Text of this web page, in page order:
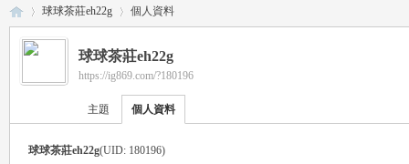
›
球球茶莊eh22g 個人資料
球球茶莊eh22g
https://ig869.com/?180196
主題 個人資料
球球茶莊eh22g(UID: 180196)